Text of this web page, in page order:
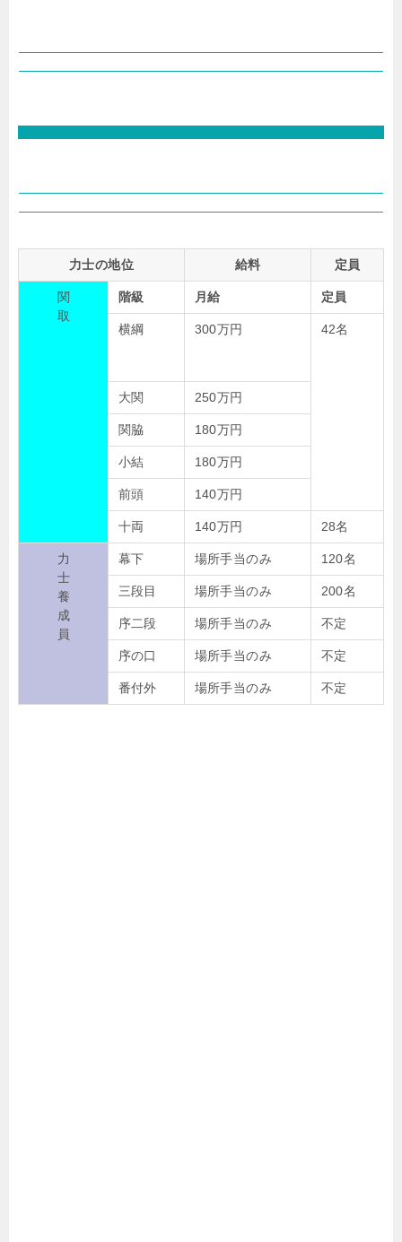
力士の地位 給料 定員
関
取
階級 月給 定員
横綱 300万円 42名
大関 250万円
関脇 180万円
小結 180万円
前頭 140万円
十両 140万円 28名
力
士
養
成
員
幕下 場所手当のみ 120名
三段目 場所手当のみ 200名
序二段 場所手当のみ 不定
序の口 場所手当のみ 不定
番付外 場所手当のみ 不定